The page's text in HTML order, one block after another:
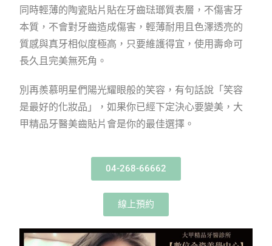
同時輕薄的陶瓷貼片貼在牙齒琺瑯質表層，不傷害牙
本質，不會對牙齒造成傷害，輕薄耐用且色澤透亮的
質感與真牙相似度極高，只要維護得宜，使用壽命可
長久且完美無死角。
別再羨慕明星們陽光耀眼般的笑容，有句話說「笑容
是最好的化妝品」，如果你已經下定決心要變美，大
甲精品牙醫美齒貼片會是你的最佳選擇。
04-268-66662
線上預約